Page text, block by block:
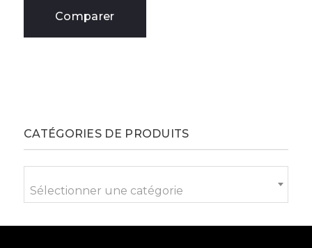
Comparer
CATÉGORIES DE PRODUITS
Sélectionner une catégorie